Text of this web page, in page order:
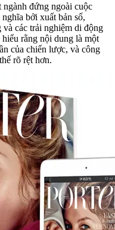
đứng ngoài cuộc
bởi xuất bản số,
các trải nghiệm di động
rằng nội dung là một
của chiến lược, và công
rõ rệt hơn.